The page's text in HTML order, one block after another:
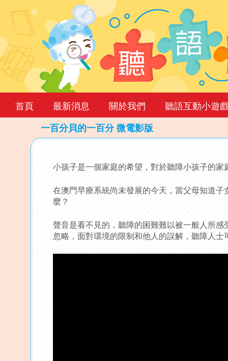
首頁 最新消息 關於我們
聽語互動小遊
一百分貝的一百分 微電影版
to
小孩子是一個家庭的希望，對於聽障小孩子的家
在澳門早療系統尚未發展的今天，當父母知道子
麼？
聲音是看不見的，聽障的困難難以被一般人所感
忽略，面對環境的限制和他人的誤解，聽障人士